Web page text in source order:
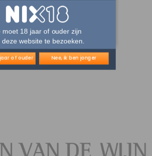
moet 18 jaar of ouder zijn
deze website te bezoeken.
jaar of ouder Nee, ik ben jonger